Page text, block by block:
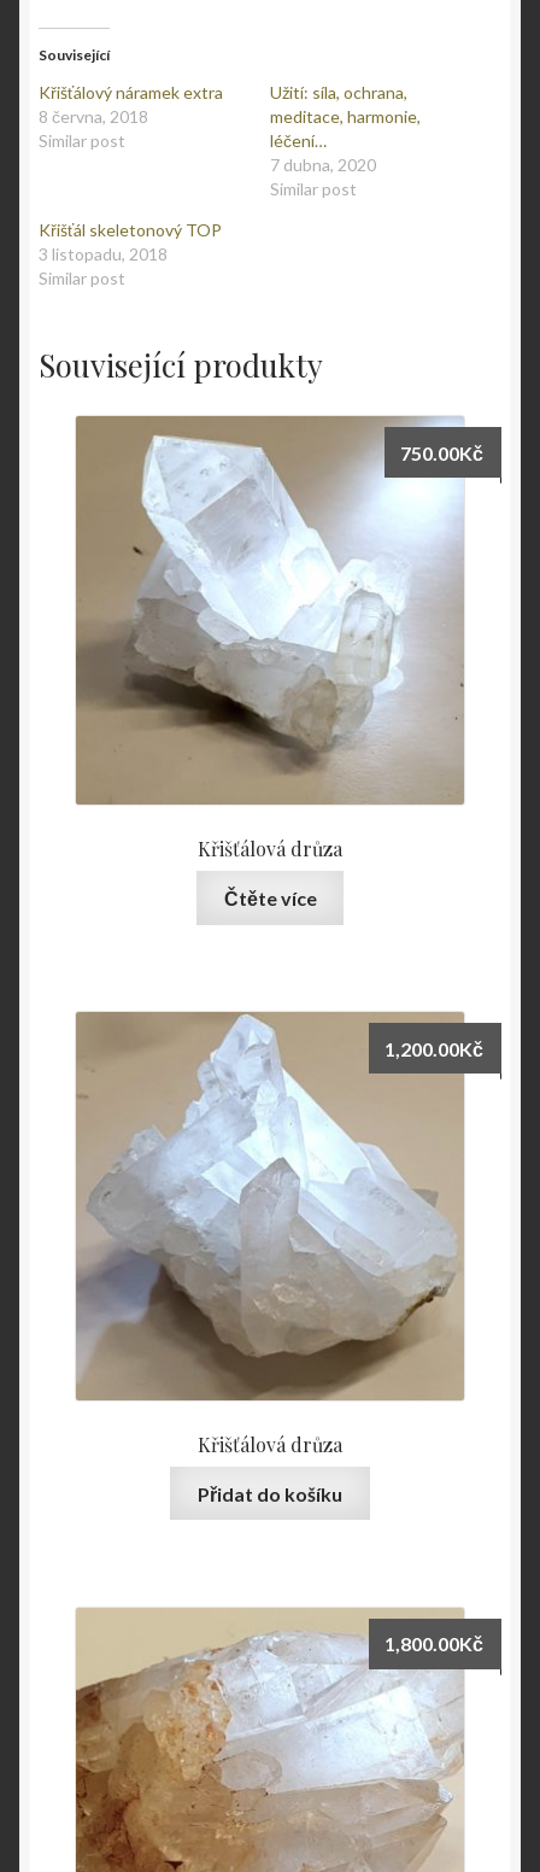
Související
Křišťálový náramek extra
8 června, 2018
Similar post
Užití: síla, ochrana,
meditace, harmonie,
léčení…
7 dubna, 2020
Similar post
Křišťál skeletonový TOP
3 listopadu, 2018
Similar post
Související produkty
Křišťálová drůza
750.00Kč
Čtěte více
Křišťálová drůza
1,200.00Kč
Přidat do košíku
1,800.00Kč